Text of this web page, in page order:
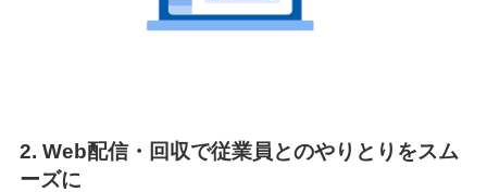
2. Web配信・回収で従業員とのやりとりをスム
ーズに